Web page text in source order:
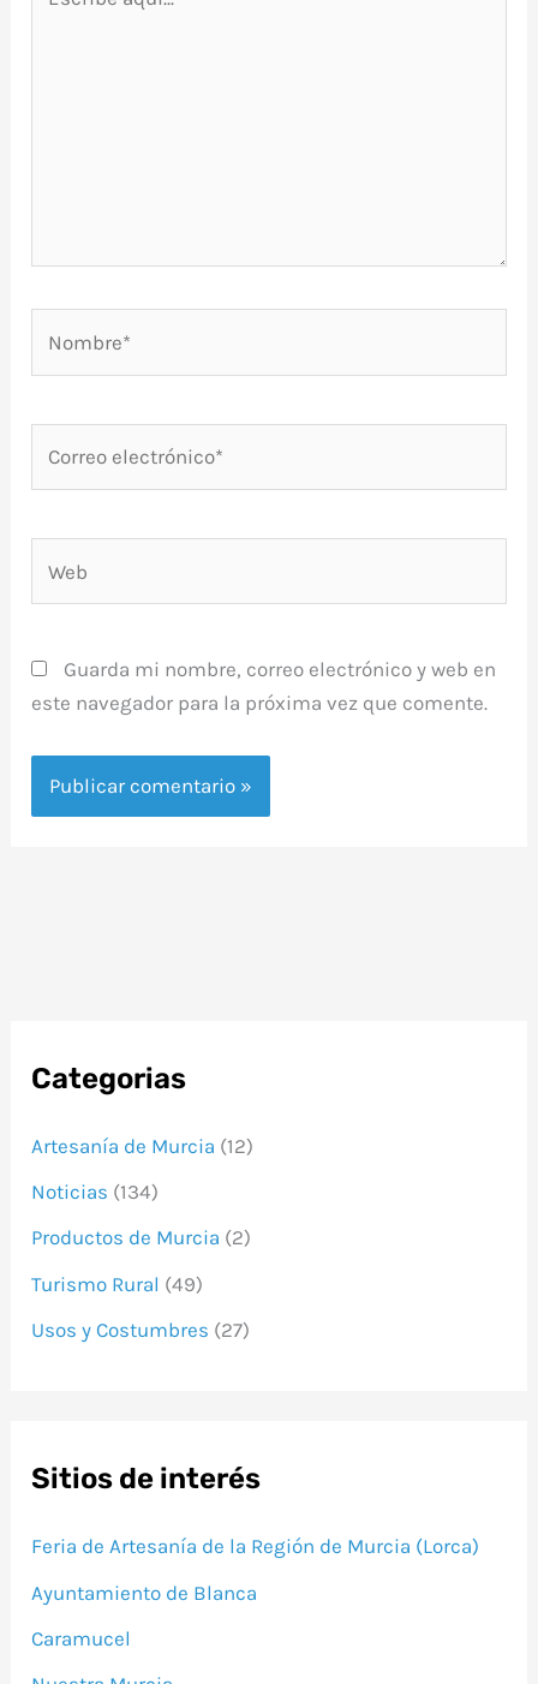
aquí...
Guarda mi nombre, correo electrónico y web en
este navegador para la próxima vez que comente.
Categorias
Artesanía de Murcia (12)
Noticias (134)
Productos de Murcia (2)
Turismo Rural (49)
Usos y Costumbres (27)
Sitios de interés
Feria de Artesanía de la Región de Murcia (Lorca)
Ayuntamiento de Blanca
Caramucel